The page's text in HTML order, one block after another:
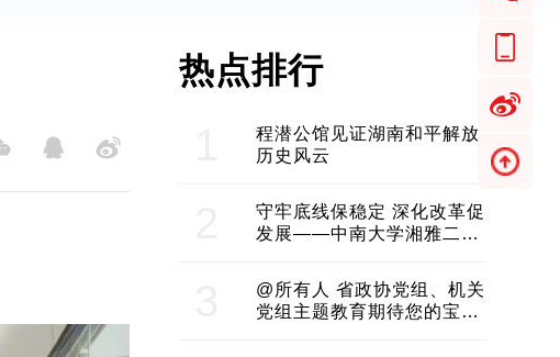
热点排行
程潜公馆见证湖南和平解放
历史风云
守牢底线保稳定 深化改革促
发展——中南大学湘雅二医
@所有人 省政协党组、机关
党组主题教育期待您的宝贵